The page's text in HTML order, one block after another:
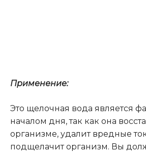
Применение:
Это щелочная вода является
началом дня, так как она
организме, удалит вредные
подщелачит организм. Вы